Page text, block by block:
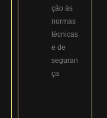
ção às
normas
técnicas
e de
seguran
ça